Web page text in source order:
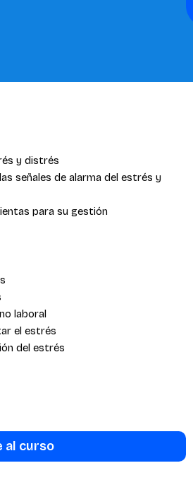
y distrés
señales de alarma del estrés y
para su gestión
laboral
el estrés
del estrés
al curso